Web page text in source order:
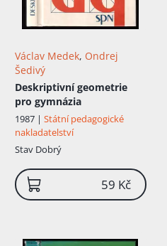
Václav Medek, Ondrej
Šedivý
Deskriptivní geometrie
pro gymnázia
1987 | Státní pedagogické
nakladatelství
Stav Dobrý
59 Kč
košíku!